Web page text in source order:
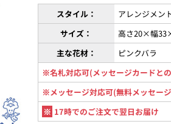
スタイル：
アレンジメン
サイズ：
高さ20×幅
主な花材：
ピンクバラ
※名札対応可(メッセージカードと
※メッセージ対応可(無料メッセー
※ 17時でのご注文で翌日お届け